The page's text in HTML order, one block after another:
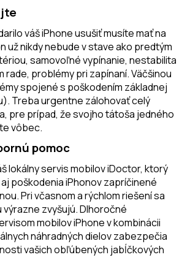
váš iPhone usušiť musíte mať na
už nikdy nebude v stave ako predtým
samovoľné vypínanie, nestabilita
rade, problémy pri zapínaní. Väčšinou
spojené s poškodením základnej
Treba urgentne zálohovať celý
pre prípad, že svojho tátoša jedného
vôbec.
pomoc
lokálnyservis mobilov iDoctor, ktorý
poškodenia iPhonov zapríčinené
Pri včasnom a rýchlom riešení sa
výrazne zvyšujú. Dlhoročné
mobilov iPhone v kombinácii
náhradných dielov zabezpečia
vašich obľúbených jabĺčkových